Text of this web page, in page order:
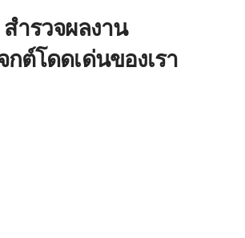
สำรวจผลงาน
กต์โดดเด่นของเรา